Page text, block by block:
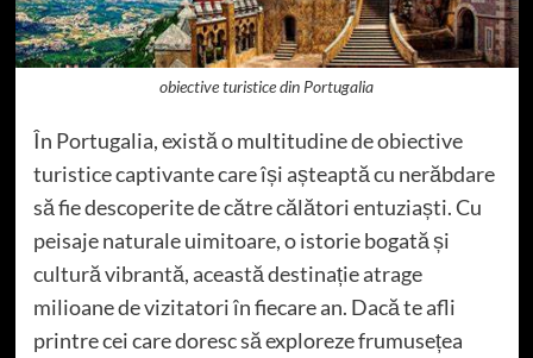
obiective turistice din Portugalia
În Portugalia, există o multitudine de obiective
turistice captivante care își așteaptă cu nerăbdare
să fie descoperite de către călători entuziaști. Cu
peisaje naturale uimitoare, o istorie bogată și
cultură vibrantă, această destinație atrage
milioane de vizitatori în fiecare an. Dacă te afli
printre cei care doresc să exploreze frumusețea